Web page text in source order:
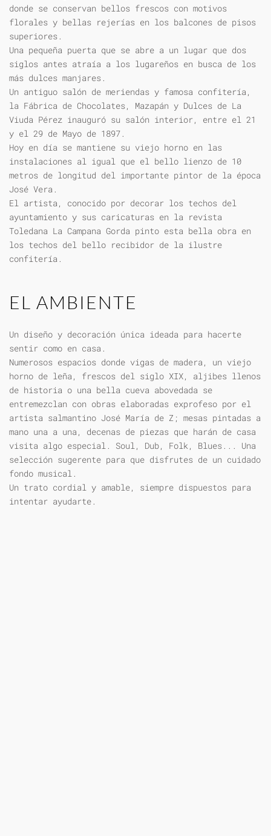
donde se conservan bellos frescos con motivos
florales y bellas rejerías en los balcones de pisos
superiores.
Una pequeña puerta que se abre a un lugar que dos
siglos antes atraía a los lugareños en busca de los
más dulces manjares.
Un antiguo salón de meriendas y famosa confitería,
la Fábrica de Chocolates, Mazapán y Dulces de La
Viuda Pérez inauguró su salón interior, entre el 21
y el 29 de Mayo de 1897.
Hoy en día se mantiene su viejo horno en las
instalaciones al igual que el bello lienzo de 10
metros de longitud del importante pintor de la época
José Vera.
El artista, conocido por decorar los techos del
ayuntamiento y sus caricaturas en la revista
Toledana La Campana Gorda pinto esta bella obra en
los techos del bello recibidor de la ilustre
confitería.
EL AMBIENTE
Un diseño y decoración única ideada para hacerte
sentir como en casa.
Numerosos espacios donde vigas de madera, un viejo
horno de leña, frescos del siglo XIX, aljibes llenos
de historia o una bella cueva abovedada se
entremezclan con obras elaboradas exprofeso por el
artista salmantino José María de Z; mesas pintadas a
mano una a una, decenas de piezas que harán de casa
visita algo especial. Soul, Dub, Folk, Blues... Una
selección sugerente para que disfrutes de un cuidado
fondo musical.
Un trato cordial y amable, siempre dispuestos para
intentar ayudarte.